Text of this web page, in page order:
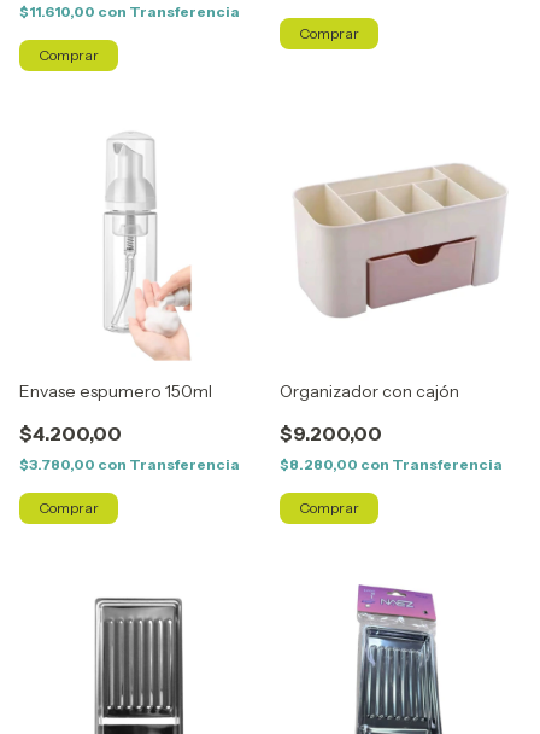
$11.610,00 con Transferencia
Envase espumero 150ml
$4.200,00
$3.780,00 con Transferencia
Organizador con cajón
$9.200,00
$8.280,00 con Transferencia